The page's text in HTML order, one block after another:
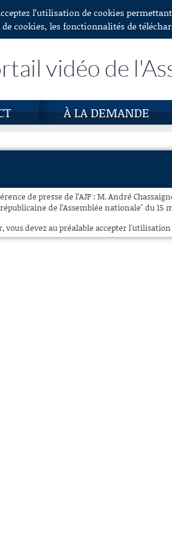
l’utilisation de cookies
de cookies, les fonctionnalités de
vidéo de
À LA DEMANDE
de presse de l’AJP : M. André
de l’Assemblée nationale" du 15
vous devez au préalable accepter